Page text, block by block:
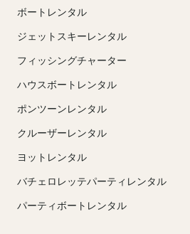
ボートレンタル
ジェットスキーレンタル
フィッシングチャーター
ハウスボートレンタル
ポンツーンレンタル
クルーザーレンタル
ヨットレンタル
バチェロレッテパーティレンタル
パーティボートレンタル